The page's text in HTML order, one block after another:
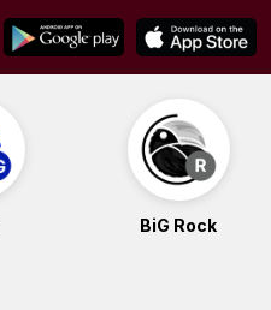
BiG Rock